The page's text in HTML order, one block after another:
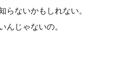
らないかもしれない。
んじゃないの。